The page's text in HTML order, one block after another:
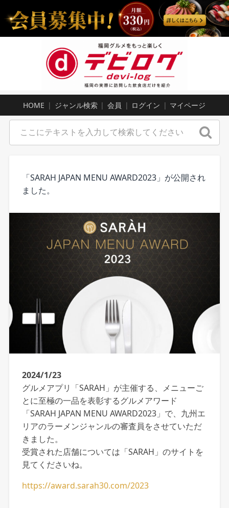
HOME ジャンル検索 会員 ログイン マイページ
「SARAH JAPAN MENU AWARD2023」が公開され
ました。
2024/1/23
グルメアプリ「SARAH」が主催する、メニューご
とに至極の一品を表彰するグルメアワード
「SARAH JAPAN MENU AWARD2023」で、九州エ
リアのラーメンジャンルの審査員をさせていただ
きました。
受賞された店舗については「SARAH」のサイトを
見てくださいね。
https://award.sarah30.com/2023